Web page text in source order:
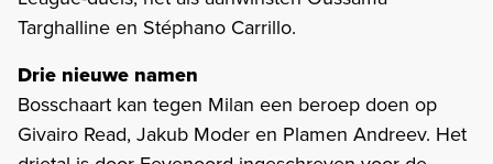
Targhalline en Stéphano Carrillo.
Drie nieuwe namen
Bosschaart kan tegen Milan een beroep doen op
Givairo Read, Jakub Moder en Plamen Andreev. Het